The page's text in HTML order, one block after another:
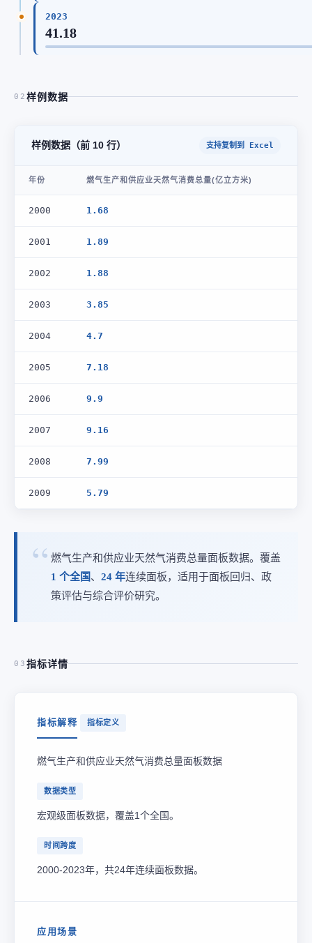
2023
41.18
02 样例数据
样例数据（前 10 行） 支持复制到 Excel
年份 燃气生产和供应业天然气消费总量(亿立方米)
2000 1.68
2001 1.89
2002 1.88
2003 3.85
2004 4.7
2005 7.18
2006 9.9
2007 9.16
2008 7.99
2009 5.79
燃气生产和供应业天然气消费总量面板数据。覆盖
1 个全国、 24 年连续面板，适用于面板回归、政
策评估与综合评价研究。
03 指标详情
指标解释 指标定义
燃气生产和供应业天然气消费总量面板数据
数据类型
宏观级面板数据，覆盖1个全国。
时间跨度
2000-2023年，共24年连续面板数据。
应用场景